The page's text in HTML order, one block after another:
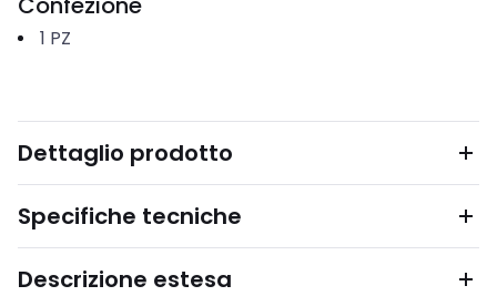
1 PZ
Dettaglio prodotto
Specifiche tecniche
Descrizione estesa